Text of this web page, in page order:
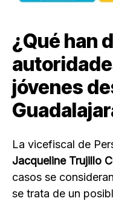
¿Qué han
jóvenes
La vicefiscal de
Jacqueline Trujillo
casos se
se trata de un